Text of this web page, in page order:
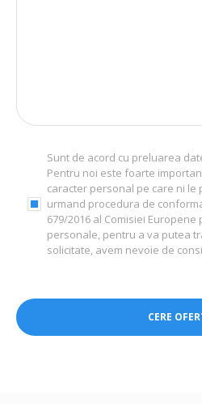
Sunt de acord cu preluarea
Pentru noi este foarte
caracter personal pe care ni le
urmand procedura de
679/2016 al Comisiei
personale, pentru a va putea
solicitate, avem nevoie de